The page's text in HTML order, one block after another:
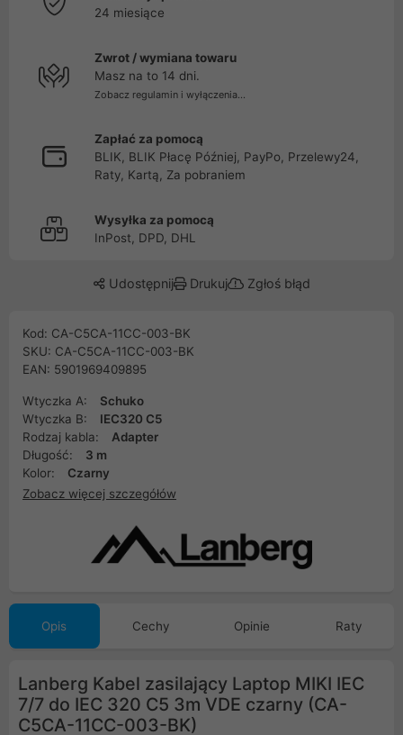
24 miesiące
Zwrot / wymiana towaru
Masz na to 14 dni.
Zobacz regulamin i wyłączenia...
Zapłać za pomocą
BLIK, BLIK Płacę Później, PayPo, Przelewy24,
Raty, Kartą, Za pobraniem
Wysyłka za pomocą
InPost, DPD, DHL
Udostępnij Drukuj Zgłoś błąd
Kod: CA-C5CA-11CC-003-BK
SKU: CA-C5CA-11CC-003-BK
EAN: 5901969409895
Wtyczka A:
Schuko
Wtyczka B:
IEC320 C5
Rodzaj kabla:
Adapter
Długość:
3 m
Kolor:
Czarny
Zobacz więcej szczegółów
Opis Cechy Opinie Raty
Lanberg Kabel zasilający Laptop MIKI IEC
7/7 do IEC 320 C5 3m VDE czarny (CA-
C5CA-11CC-003-BK)